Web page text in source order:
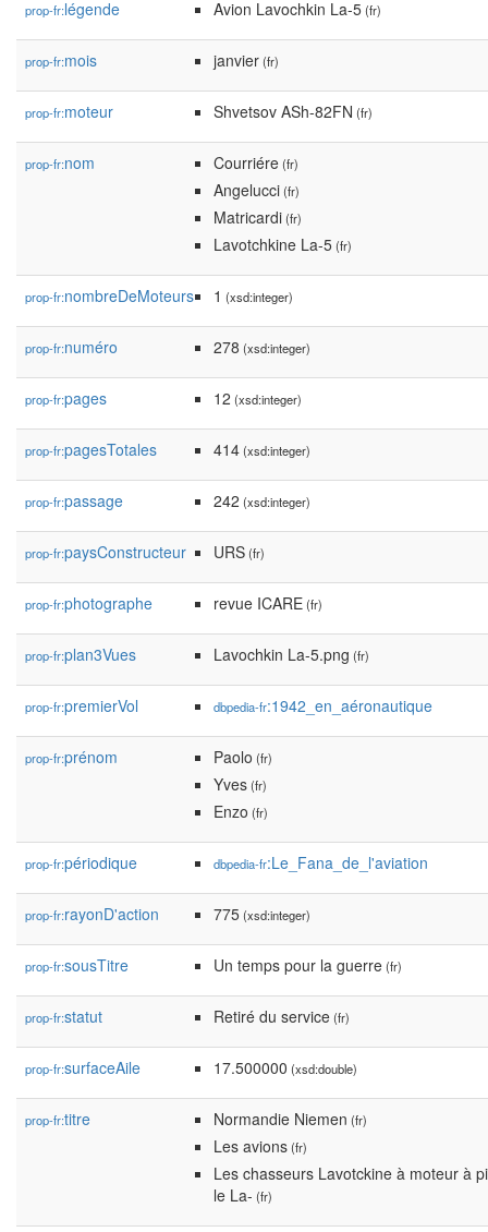
prop-fr:légende Avion Lavochkin La-5(fr)
prop-fr:mois janvier(fr)
prop-fr:moteur Shvetsov ASh-82FN (fr)
prop-fr:nom Courriére(fr)
Angelucci(fr)
Matricardi(fr)
Lavotchkine La-5(fr)
prop-fr:nombreDeMoteurs 1 (xsd:integer)
prop-fr:numéro 278 (xsd:integer)
prop-fr:pages 12 (xsd:integer)
prop-fr:pagesTotales 414(xsd:integer)
prop-fr:passage 242 (xsd:integer)
prop-fr:paysConstructeur URS(fr)
prop-fr:photographe revue ICARE(fr)
prop-fr:plan3Vues Lavochkin La-5.png (fr)
prop-fr:premierVol dbpedia-fr:1942_en_aéronautique
prop-fr:prénom Paolo (fr)
Yves(fr)
Enzo (fr)
prop-fr:périodique dbpedia-fr:Le_Fana_de_l'aviation
prop-fr:rayonD'action 775(xsd:integer)
prop-fr:sousTitre Un temps pour la guerre(fr)
prop-fr:statut Retiré du service(fr)
prop-fr:surfaceAile 17.500000 (xsd:double)
prop-fr:titre Normandie Niemen (fr)
Les avions(fr)
Les chasseurs Lavotckine à moteur à
le La- (fr)